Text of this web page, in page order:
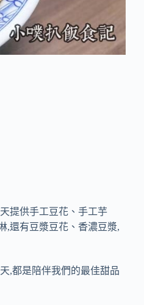
提供手工豆花、手工芋
,還有豆漿豆花、香濃豆漿,
,都是陪伴我們的最佳甜品